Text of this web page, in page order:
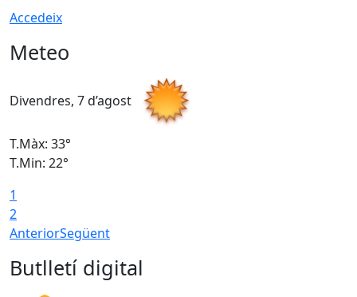
Accedeix
Meteo
Divendres, 7 d’agost
T.Màx: 33°
T.Min: 22°
1
2
AnteriorSegüent
Butlletí digital